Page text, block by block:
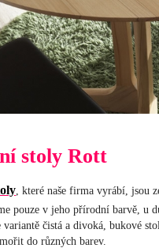
stoly Rott
, které naše firma vyrábí, jsou
pouze v jeho přírodní barvě, u
variantě čistá a divoká, bukové
do různých barev.